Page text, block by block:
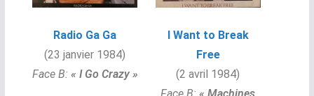
Radio Ga Ga
(23 janvier 1984)
Face B: « I Go Crazy »
I Want to Break
Free
(2 avril 1984)